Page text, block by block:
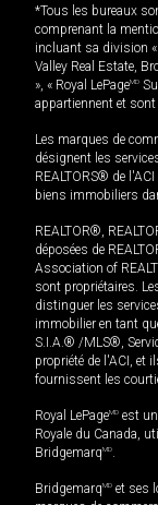
*Tous les bureaux
comprenant la
incluant sa division
Valley Real Estate,
», « Royal LePageMD
appartiennent et sont
Les marques de
désignent les
REALTORS® de
biens immobiliers
REALTOR®,
déposées de
Association of
sont propriétaires.
distinguer les
immobilier en tant
S.I.A.® /MLS®,
propriété de l'ACI, et
fournissent les
Royal LePageMD est
Royale du Canada,
BridgemarqMD.
BridgemarqMD et ses